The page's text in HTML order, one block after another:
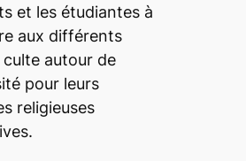
et les étudiantes à
aux différents
culte autour de
pour leurs
religieuses